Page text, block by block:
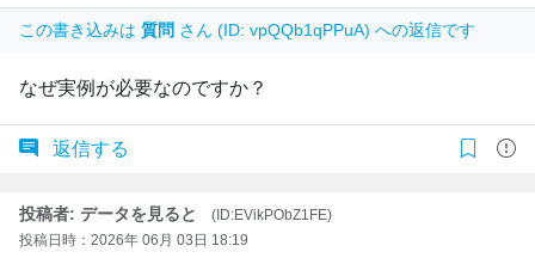
この書き込みは 質問 さん (ID: vpQQb1qPPuA) への返信です
なぜ実例が必要なのですか？
返信する
投稿者: データを見ると
(ID:EVikPObZ1FE)
投稿日時：2026年 06月 03日 18:19